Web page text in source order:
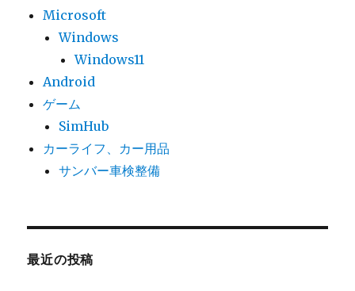
Microsoft
Windows
Windows11
Android
ゲーム
SimHub
カーライフ、カー用品
サンバー車検整備
最近の投稿